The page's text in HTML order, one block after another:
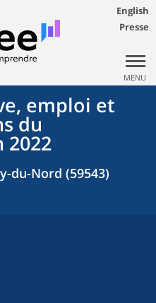
English
Presse
MENU
emploi et
du
2022
du-Nord (59543)